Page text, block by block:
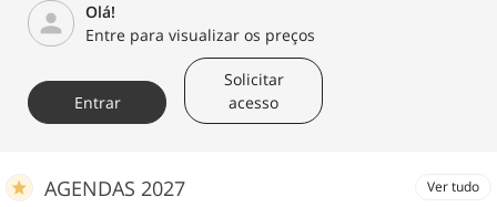
person
Olá!
Entre para visualizar os preços
Entrar
Solicitar
acesso
AGENDAS 2027 Ver tudo